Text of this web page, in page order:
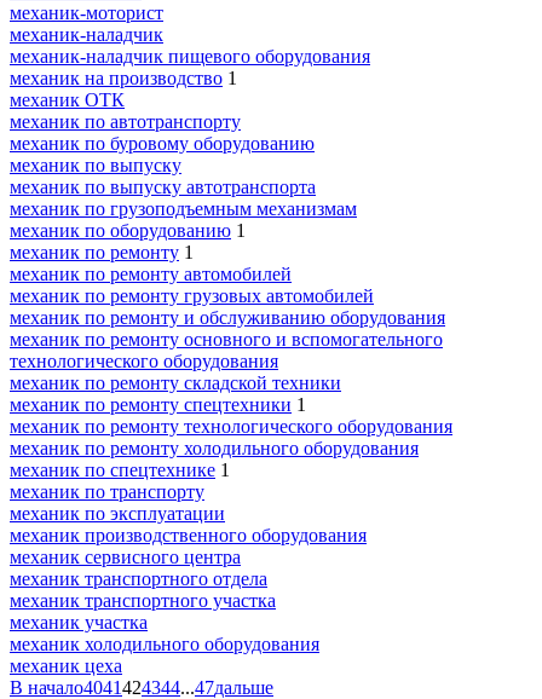
механик-моторист
механик-наладчик
механик-наладчик пищевого оборудования
механик на производство 1
механик ОТК
механик по автотранспорту
механик по буровому оборудованию
механик по выпуску
механик по выпуску автотранспорта
механик по грузоподъемным механизмам
механик по оборудованию 1
механик по ремонту 1
механик по ремонту автомобилей
механик по ремонту грузовых автомобилей
механик по ремонту и обслуживанию оборудования
механик по ремонту основного и вспомогательного
технологического оборудования
механик по ремонту складской техники
механик по ремонту спецтехники 1
механик по ремонту технологического оборудования
механик по ремонту холодильного оборудования
механик по спецтехнике 1
механик по транспорту
механик по эксплуатации
механик производственного оборудования
механик сервисного центра
механик транспортного отдела
механик транспортного участка
механик участка
механик холодильного оборудования
механик цеха
В начало4041424344...47дальше